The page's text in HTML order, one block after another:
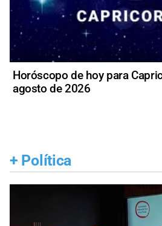
Horóscopo de hoy para
agosto de 2026
+ Política